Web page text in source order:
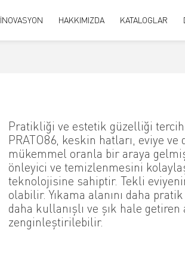
İNOVASYON HAKKIMIZDA KATALOGLAR
Pratikliği ve estetik güzelliği
PRATO86, keskin hatları, eviye ve
mükemmel oranla bir araya
önleyici ve temizlenmesini
teknolojisine sahiptir. Tekli
olabilir. Yıkama alanını daha
daha kullanışlı ve şık hale
zenginleştirilebilir.